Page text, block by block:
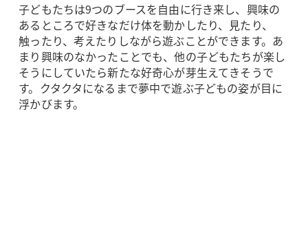
子どもたちは9つのブースを自由に行き来し、興味の
あるところで好きなだけ体を動かしたり、見たり、
触ったり、考えたりしながら遊ぶことができます。あ
まり興味のなかったことでも、他の子どもたちが楽し
そうにしていたら新たな好奇心が芽生えてきそうで
す。クタクタになるまで夢中で遊ぶ子どもの姿が目に
浮かびます。